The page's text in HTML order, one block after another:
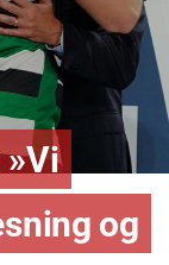
og